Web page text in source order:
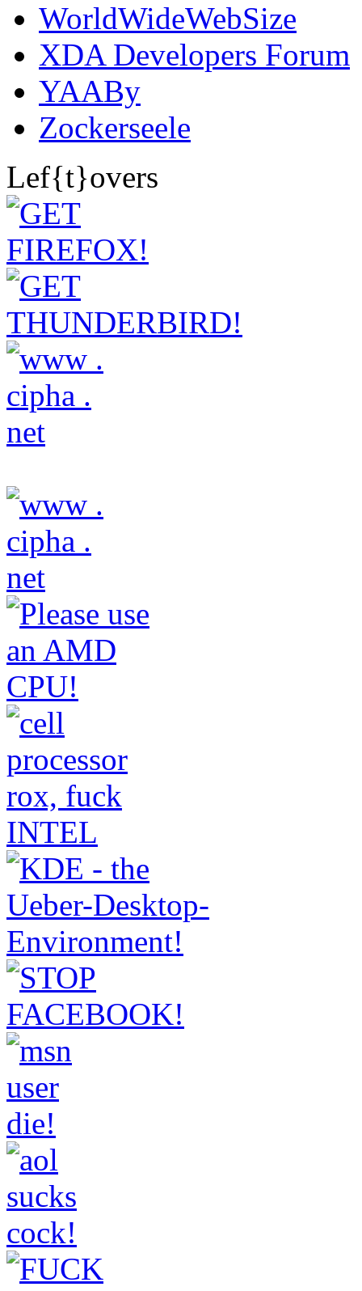
WorldWideWebSize
XDA Developers Forum
YAABy
Zockerseele
Lef{t}overs